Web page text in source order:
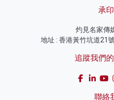
承
灼見名家傳
地址 : 香港黃竹坑道21
追蹤我們
聯絡